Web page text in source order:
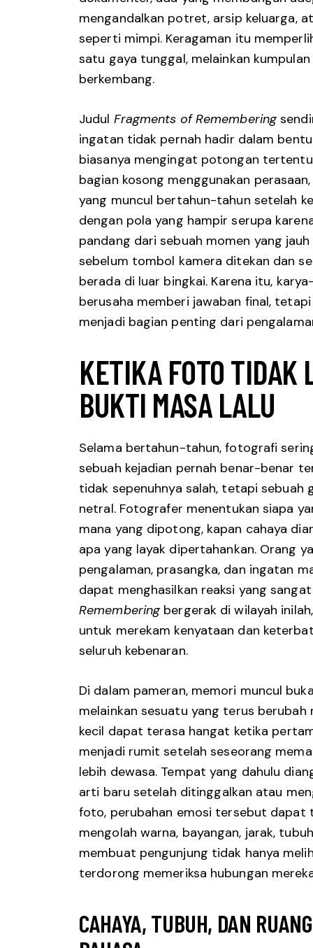
mengandalkan potret, arsip keluarga,
seperti mimpi. Keragaman itu
satu gaya tunggal, melainkan
berkembang.
Judul Fragments of Remembering
ingatan tidak pernah hadir dalam
biasanya mengingat potongan
bagian kosong menggunakan
yang muncul bertahun-tahun setelah
dengan pola yang hampir serupa
pandang dari sebuah momen yang
sebelum tombol kamera ditekan dan
berada di luar bingkai. Karena itu,
berusaha memberi jawaban final,
menjadi bagian penting dari
KETIKA FOTO TIDAK
BUKTI MASA LALU
Selama bertahun-tahun, fotografi
sebuah kejadian pernah benar-benar
tidak sepenuhnya salah, tetapi
netral. Fotografer menentukan siapa
mana yang dipotong, kapan cahaya
apa yang layak dipertahankan. Orang
pengalaman, prasangka, dan ingatan
dapat menghasilkan reaksi yang
Rememberingbergerak di wilayah
untuk merekam kenyataan dan
seluruh kebenaran.
Di dalam pameran, memori muncul
melainkan sesuatu yang terus
kecil dapat terasa hangat ketika
menjadi rumit setelah seseorang
lebih dewasa. Tempat yang dahulu
arti baru setelah ditinggalkan atau
foto, perubahan emosi tersebut dapat
mengolah warna, bayangan, jarak,
membuat pengunjung tidak hanya
terdorong memeriksa hubungan
CAHAYA, TUBUH, DAN